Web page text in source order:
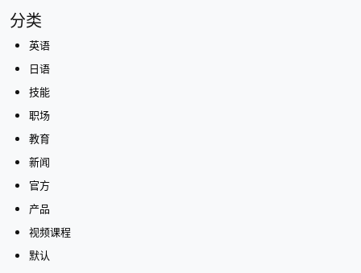
分类
英语
日语
技能
职场
教育
新闻
官方
产品
视频课程
默认